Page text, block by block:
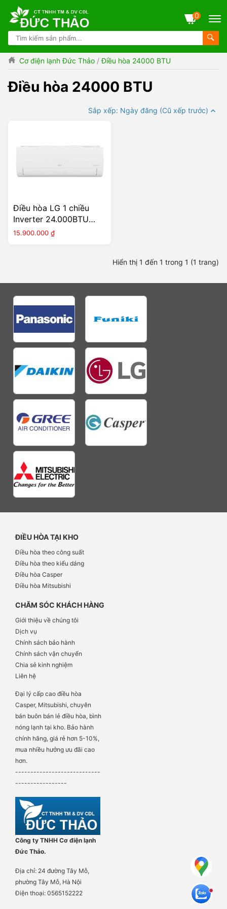
0
Cơ điện lạnh Đức Thảo /Điều hòa 24000 BTU
Điều hòa 24000 BTU
Sắp xếp: Ngày đăng (Cũ xếp trước)
Điều hòa LG 1 chiều
Inverter 24.000BTU
IEC24G1
15.900.000 ₫
Hiển thị 1 đến 1 trong 1 (1 trang)
ĐIỀU HÒA TẠI KHO
Điều hòa theo công suất
Điều hòa theo kiểu dáng
Điều hòa Casper
Điều hòa Mitsubishi
CHĂM SÓC KHÁCH HÀNG
Giới thiệu về chúng tôi
Dịch vụ
Chính sách bảo hành
Chính sách vận chuyển
Chia sẻ kinh nghiệm
Liên hệ
Đại lý cấp cao điều hòa
Casper, Mitsubishi, chuyên
bán buôn bán lẻ điều hòa, bình
nóng lạnh tại kho. Bảo hành
chính hãng, giá rẻ hơn 5-10%,
mua nhiều hưởng ưu đãi cao
hơn.
----------------------------
-----------------
Công ty TNHH Cơ điện lạnh
Đức Thảo.
Địa chỉ: 24 đường Tây Mỗ,
phường Tây Mỗ, Hà Nội
Điện thoại: 0565152222